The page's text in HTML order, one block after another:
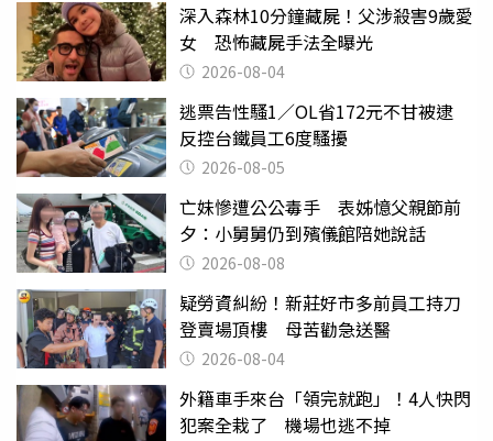
深入森林10分鐘藏屍！父涉殺害9歲愛
女 恐怖藏屍手法全曝光
2026-08-04
逃票告性騷1／OL省172元不甘被逮
反控台鐵員工6度騷擾
2026-08-05
亡妹慘遭公公毒手 表姊憶父親節前
夕：小舅舅仍到殯儀館陪她說話
2026-08-08
疑勞資糾紛！新莊好市多前員工持刀
登賣場頂樓 母苦勸急送醫
2026-08-04
外籍車手來台「領完就跑」！4人快閃
犯案全栽了 機場也逃不掉